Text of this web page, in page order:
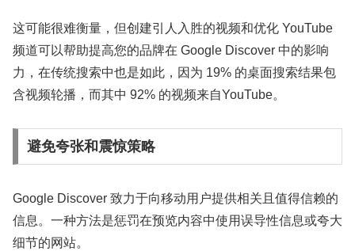
这可能很难衡量，但创建引人入胜的视频和优化 YouTube
频道可以帮助提高您的品牌在 Google Discover 中的影响
力，在传统搜索中也是如此，因为 19% 的桌面搜索结果包
含视频轮播，而其中 92% 的视频来自YouTube。
避免夸张和震惊策略
Google Discover 致力于向移动用户提供相关且值得信赖的
信息。一种方法是惩罚在预览内容中使用误导性信息或夸大
细节的网站。